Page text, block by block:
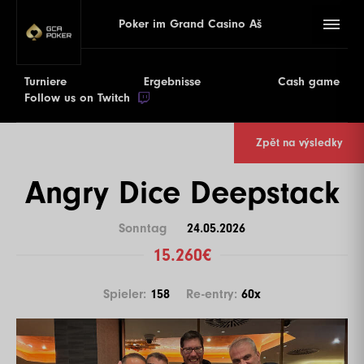
Poker im Grand Casino Aš
Turniere Ergebnisse
Cash game
Follow us on Twitch
Angry Dice Deepstack
Zpět na výsledky
Sonntag 24.05.2026
15.260€
Spieler: 158 Re-entry: 60x